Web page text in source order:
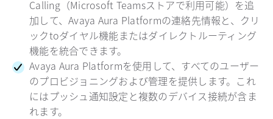
Calling（Microsoft Teamsストアで利用可能）を追
加して、Avaya Aura Platformの連絡先情報と、クリ
ックtoダイヤル機能またはダイレクトルーティング
機能を統合できます。
Avaya Aura Platformを使用して、すべてのユーザー
のプロビジョニングおよび管理を提供します。これ
にはプッシュ通知設定と複数のデバイス接続が含ま
れます。